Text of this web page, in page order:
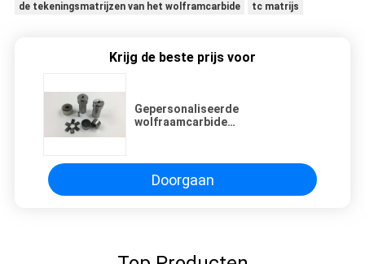
de tekeningsmatrijzen van het wolframcarbide
tc matrijs
Krijg de beste prijs voor
Gepersonaliseerde
wolfraamcarbide
Doorgaan